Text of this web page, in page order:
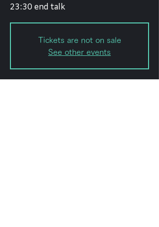
23:30 end talk
Tickets are not on sale
See other events